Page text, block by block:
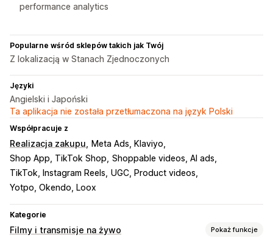
performance analytics
Popularne wśród sklepów takich jak Twój
Z lokalizacją w Stanach Zjednoczonych
Języki
Angielski i Japoński
Ta aplikacja nie została przetłumaczona na język Polski
Współpracuje z
Realizacja zakupu
Meta Ads, Klaviyo
Shop App, TikTok Shop Shoppable videos, AI ads
TikTok, Instagram Reels UGC, Product videos
Yotpo, Okendo, Loox
Kategorie
Filmy i transmisje na żywo Pokaż funkcje